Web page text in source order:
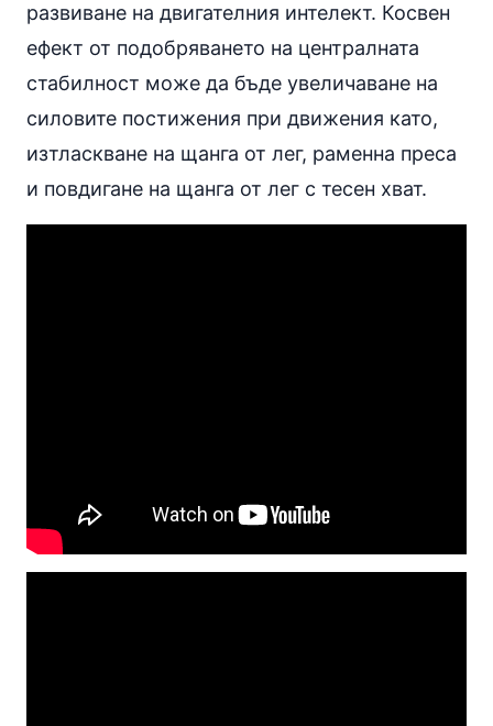
развиване на двигателния интелект. Косвен
ефект от подобряването на централната
стабилност може да бъде увеличаване на
силовите постижения при движения като,
изтласкване на щанга от лег, раменна преса
и повдигане на щанга от лег с тесен хват.